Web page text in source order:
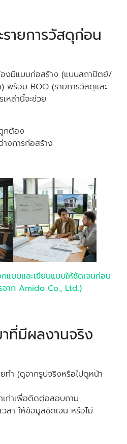
ายการวัสดุก่อน
งมีแบบก่อสร้าง (แบบสถาปัตย์/
พร้อม BOQ (รายการวัสดุและ
เหล่านี้จะช่วย
กต้อง
างการก่อสร้าง
แบบและเขียนแบบให้ชัดเจนก่อน
จาก Amido Co., Ltd.)
ที่มีผลงานจริง
ทำ (ดูจากรูปจริงหรือไปดูหน้า
ก่าเพื่อติดต่อสอบถาม
ลา ให้ข้อมูลชัดเจน หรือไม่